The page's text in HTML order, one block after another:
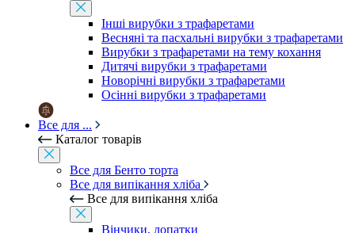
Інші вирубки з трафаретами
Весняні та пасхальні вирубки з трафаретами
Вирубки з трафаретами на тему кохання
Дитячі вирубки з трафаретами
Новорічні вирубки з трафаретами
Осінні вирубки з трафаретами
Все для ...
Каталог товарів
Все для Бенто торта
Все для випікання хліба
Все для випікання хліба
Вінчики, лопатки